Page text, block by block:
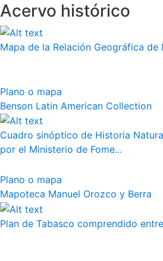
Acervo histórico
Mapa de la Relación Geográfica
Plano o mapa
Benson Latin American Collection
Cuadro sinóptico de Historia
por el Ministerio de Fome...
Plano o mapa
Mapoteca Manuel Orozco y Berra
Plan de Tabasco comprendido